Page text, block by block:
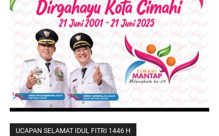
UCAPAN SELAMAT IDUL FITRI 1446 H